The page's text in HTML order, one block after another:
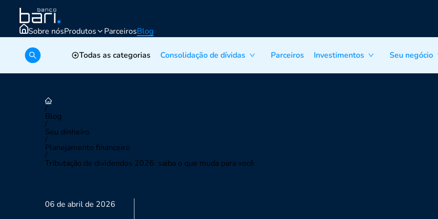
Sobre nósProdutos ParceirosBlog
Todas as categorias Consolidação de dívidas Parceiros Investimentos Seu negócio
/
Blog
/
Seu dinheiro
/
Planejamento financeiro
/
Tributação de dividendos 2026: saiba o que muda para você
06 de abril de 2026